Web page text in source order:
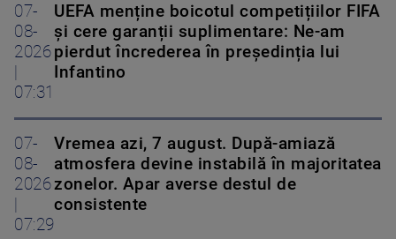
07-
08-
2026
|
07:31
UEFA menține boicotul competițiilor FIFA
și cere garanții suplimentare: Ne-am
pierdut încrederea în președinția lui
Infantino
07-
08-
2026
|
07:29
Vremea azi, 7 august. După-amiază
atmosfera devine instabilă în majoritatea
zonelor. Apar averse destul de
consistente